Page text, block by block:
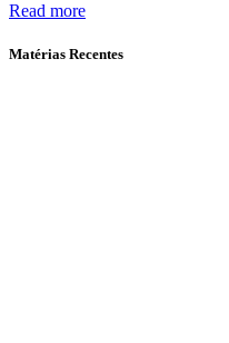
Read more
Matérias Recentes